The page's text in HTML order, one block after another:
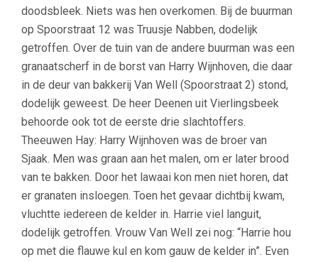
doodsbleek. Niets was hen overkomen. Bij de buurman
op Spoorstraat 12 was Truusje Nabben, dodelijk
getroffen. Over de tuin van de andere buurman was een
granaatscherf in de borst van Harry Wijnhoven, die daar
in de deur van bakkerij Van Well (Spoorstraat 2) stond,
dodelijk geweest. De heer Deenen uit Vierlingsbeek
behoorde ook tot de eerste drie slachtoffers.
Theeuwen Hay: Harry Wijnhoven was de broer van
Sjaak. Men was graan aan het malen, om er later brood
van te bakken. Door het lawaai kon men niet horen, dat
er granaten insloegen. Toen het gevaar dichtbij kwam,
vluchtte iedereen de kelder in. Harrie viel languit,
dodelijk getroffen. Vrouw Van Well zei nog: “Harrie hou
op met die flauwe kul en kom gauw de kelder in”. Even